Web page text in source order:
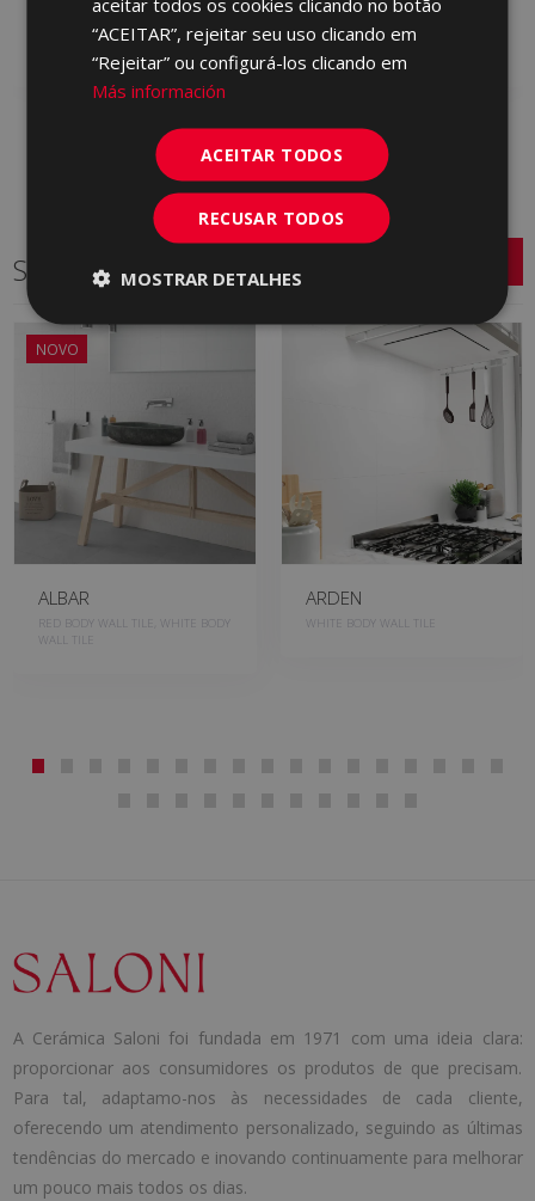
favoritos
favoritos
Séries relacionadas
NOVO
ALBAR
RED BODY WALL TILE, WHITE BODY
WALL TILE
ARDEN
WHITE BODY WALL TILE
A Cerámica Saloni foi fundada em 1971 com uma ideia clara:
proporcionar aos consumidores os produtos de que precisam.
Para tal, adaptamo-nos às necessidades de cada cliente,
oferecendo um atendimento personalizado, seguindo as últimas
tendências do mercado e inovando continuamente para melhorar
um pouco mais todos os dias.
“ACEITAR”, rejeitar seu uso clicando em
“Rejeitar” ou configurá-los clicando em
Más información
ACEITAR TODOS
RECUSAR TODOS
MOSTRAR DETALHES